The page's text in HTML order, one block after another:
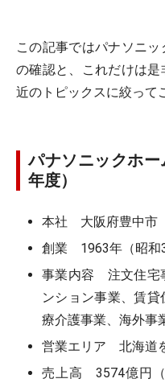
この記事ではパナソニ
の確認と、これだけは
近のトピックスに絞って
パナソニックホ
年度）
本社 大阪府豊中市
創業 1963年（昭和
事業内容 注文住宅
ンション事業、賃
療介護事業、海外事
営業エリア 北海道
売上高 3574億円